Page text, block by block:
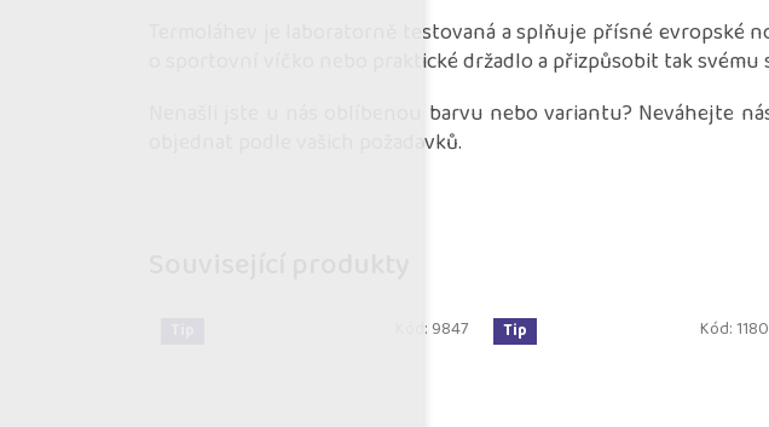
Kód: 9847 Tip Kód:
Termoláhev je laboratorně testovaná a splňuje přísné evropské
o sportovní víčko nebo praktické držadlo a přizpůsobit tak
Nenašli jste u nás oblíbenou barvu nebo variantu? Neváhejte
objednat podle vašich požadavků.